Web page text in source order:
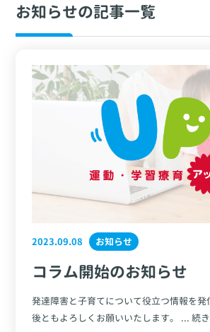
お知らせの記事一覧
2023.09.08 お知らせ
コラム開始のお知らせ
発達障害と子育てについて役立つ情報を
後ともよろしくお願いいたします。 ... 続